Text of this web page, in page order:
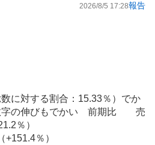
2026/8/5 17:28報告
数に対する割合：15.33％）でか
の伸びもでかい 前期比 売
％）
％）